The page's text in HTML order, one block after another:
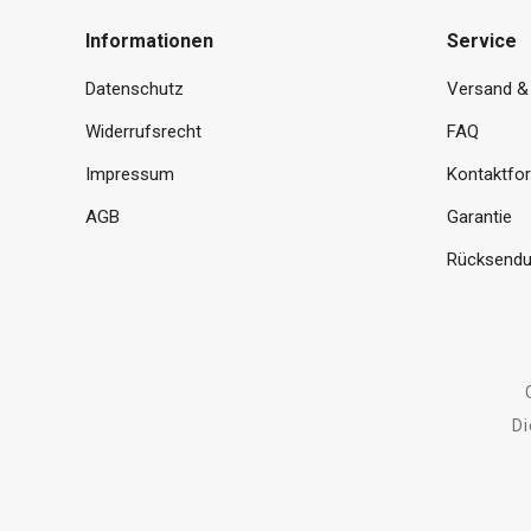
Informationen
Datenschutz
Widerrufsrecht
Impressum
AGB
Service
Versand
FAQ
Garantie